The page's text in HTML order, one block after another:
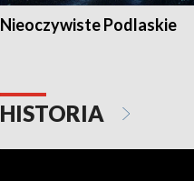
Nieoczywiste Podlaskie
HISTORIA